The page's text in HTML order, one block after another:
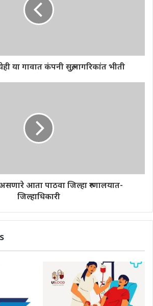
या गावात कंपनी सुरु,नागरिकांत भीती
आता पाठवा जिल्हा रुग्णालयात-
जिल्हाधिकारी